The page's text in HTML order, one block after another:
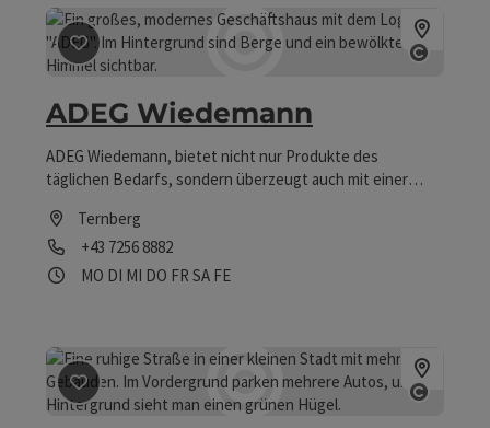
Beitrag merken
ADEG Wiedemann
ADEG Wiedemann, bietet nicht nur Produkte des
täglichen Bedarfs, sondern überzeugt auch mit einer
Ternberg
Telefon
+43 7256 8882
Öffnungszeiten
MO Montag geöffnet
DI Dienstag geöffnet
MI Mittwoch geöffnet
DO Donnerstag geöffnet
FR Freitag geöffnet
SA Samstag geöffnet
FEFeiertag geöffnet
Beitrag merken: Bauernladen Ternberg